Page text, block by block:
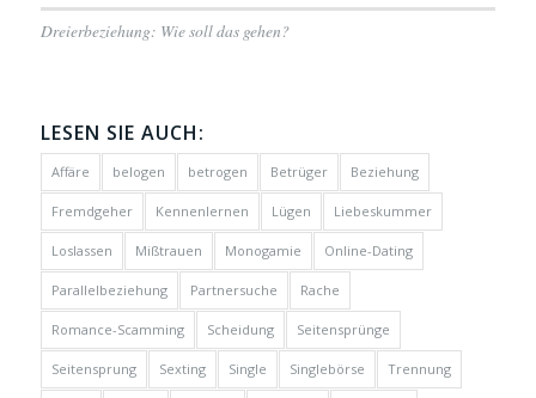
Dreierbeziehung: Wie soll das gehen?
LESEN SIE AUCH:
Affäre belogen betrogen Betrüger Beziehung
Fremdgeher Kennenlernen Lügen Liebeskummer
Loslassen Mißtrauen Monogamie Online-Dating
Parallelbeziehung Partnersuche Rache
Romance-Scamming Scheidung Seitensprünge
Seitensprung Sexting Single Singlebörse Trennung